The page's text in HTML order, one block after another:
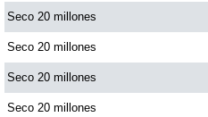
Pick 4 Noche
Pijao de Oro
Seco 20 millones
Seco 20 millones
Seco 20 millones
Seco 20 millones